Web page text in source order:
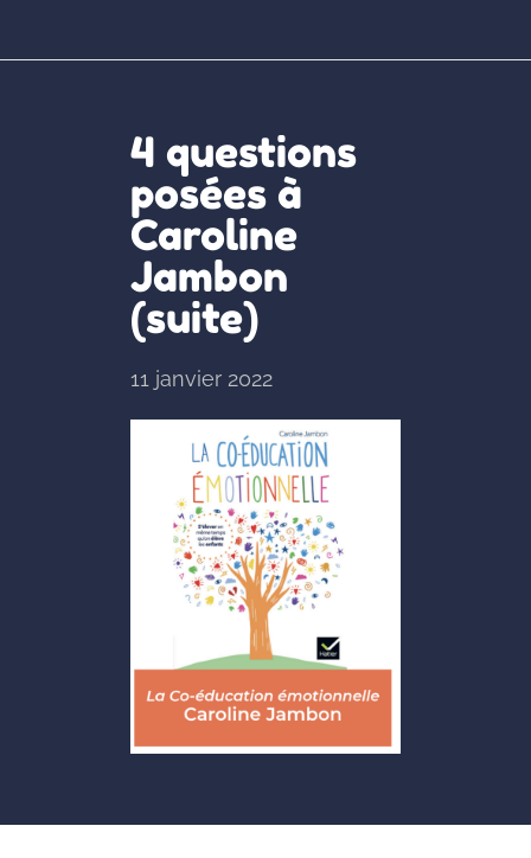
4 questions
posées à
Caroline
Jambon
(suite)
11 janvier 2022